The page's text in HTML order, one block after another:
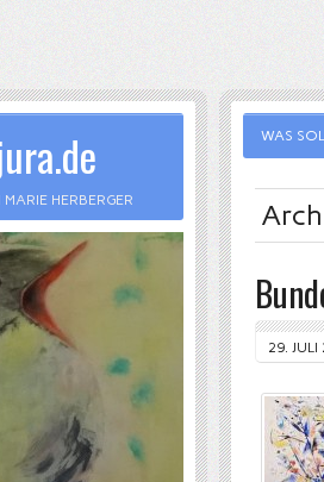
WAS
29. JULI
HERBERGER